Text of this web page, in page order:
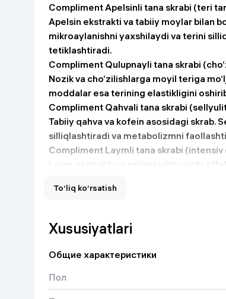
Uy uchun tovarlar
Uy va bog‘
Kanselyariya
Maishiy kimyo
Kitoblar
Compliment Apelsinli tana skrabi (teri
Apelsin ekstrakti va tabiiy moylar bilan
mikroaylanishni yaxshilaydi va terini
tetiklashtiradi.
Compliment Qulupnayli tana skrabi
Nozik va cho‘zilishlarga moyil teriga
moddalar esa terining elastikligini
Compliment Qahvali tana skrabi
Tabiiy qahva va kofein asosidagi skrab.
silliqlashtiradi va metabolizmni
Compliment Laymli tana skrabi
Laym ekstrakti va salqinlashtiruvchi
qo‘shimcha sifatida a’lo.
Malina urug‘lari va o‘simlik moylari bilan
bo‘shashtiradi va tiklaydi. Yengil isinish
Compliment Mangoli tana skrabi (drenaj
kamaytiradi va terini silliq qiladi.
To‘liq ko‘rsatish
Xususiyatlari
Общие характеристики
Пол